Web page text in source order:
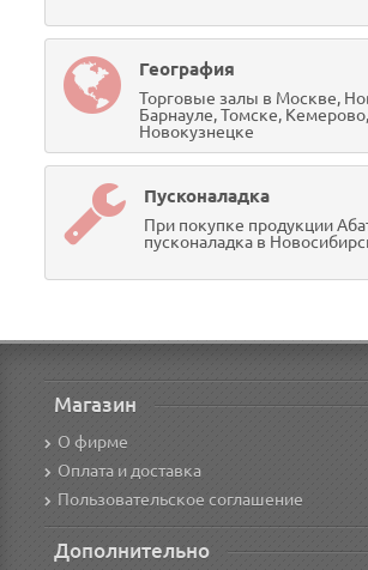
География
Торговые залы в Москве,
Барнауле, Томске, Кемерово,
Новокузнецке
Пусконаладка
При покупке продукции
пусконаладка в
Магазин
О фирме
Оплата и доставка
Пользовательское соглашение
Дополнительно